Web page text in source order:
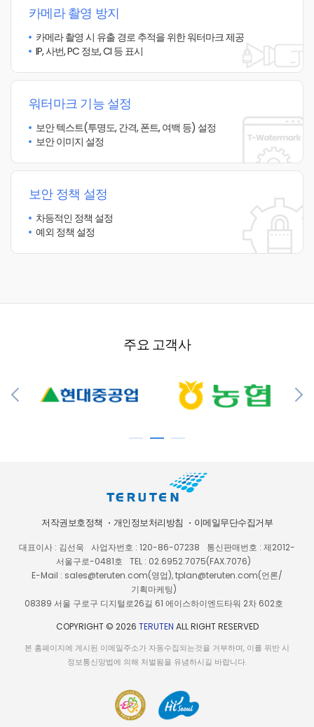
카메라 촬영 방지
카메라 촬영 시 유출 경로 추적을 위한워터마크 제공
IP, 사번, PC 정보, CI 등 표시
워터마크 기능 설정
보안 텍스트(투명도, 간격, 폰트, 여백 등) 설정
보안 이미지 설정
보안 정책 설정
차등적인 정책 설정
예외 정책 설정
주요 고객사
저작권보호정책 개인정보처리방침 이메일무단수집거부
대표이사 : 김선욱 사업자번호 : 120-86-07238
통신판매번호 : 제2012-
서울구로-0481호
TEL : 02.6952.7075(FAX.7076)
E-Mail : sales@teruten.com(영업), tplan@teruten.com(언론/
기획마케팅)
08389 서울 구로구 디지털로26길 61 에이스하이엔드타워 2차 602호
COPYRIGHT © 2026 TERUTEN ALL RIGHT RESERVED
본 홈페이지에 게시된 이메일주소가 자동수집되는것을 거부하며, 이를 위반 시
정보통신망법에 의해 처벌됨을 유념하시길 바랍니다.